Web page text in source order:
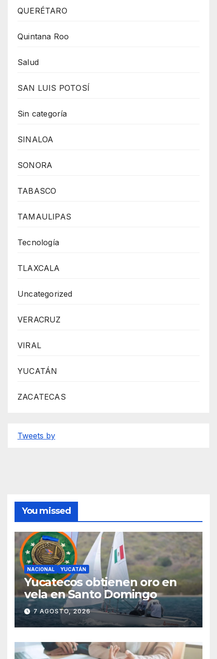
QUERÉTARO
Quintana Roo
Salud
SAN LUIS POTOSÍ
Sin categoría
SINALOA
SONORA
TABASCO
TAMAULIPAS
Tecnología
TLAXCALA
Uncategorized
VERACRUZ
VIRAL
YUCATÁN
ZACATECAS
Tweets by
You missed
NACIONAL YUCATÁN
Yucatecos obtienen oro en
vela en Santo Domingo
7 AGOSTO, 2026